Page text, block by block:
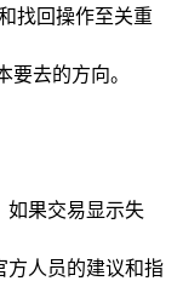
找回操作至关重
去的方向。
如果交易显示失
方人员的建议和指